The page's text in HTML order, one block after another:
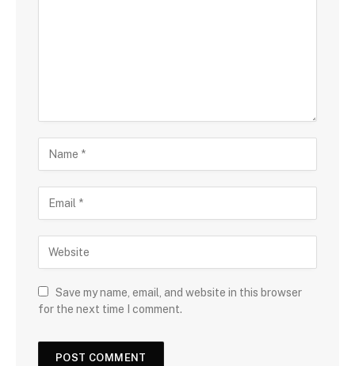
Save my name, email, and website in this browser
for the next time I comment.